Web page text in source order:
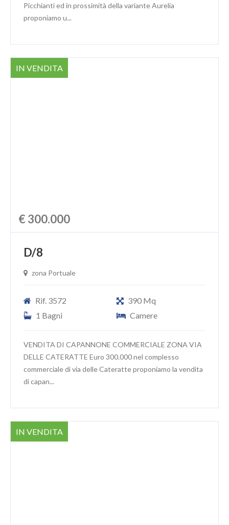
Picchianti ed in prossimità della variante Aurelia
proponiamo u...
IN VENDITA
€ 300.000
D/8
zona Portuale
Rif. 3572
390 Mq
1 Bagni
Camere
VENDITA DI CAPANNONE COMMERCIALE ZONA VIA
DELLE CATERATTE Euro 300.000 nel complesso
commerciale di via delle Cateratte proponiamo la vendita
di capan...
IN VENDITA